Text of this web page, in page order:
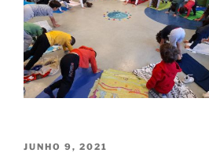
PUBLICADO
JUNHO 9, 2021